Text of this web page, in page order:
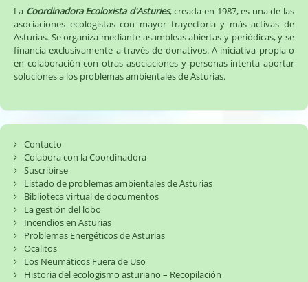
La Coordinadora Ecoloxista d'Asturies, creada en 1987, es una de las
asociaciones ecologistas con mayor trayectoria y más activas de
Asturias. Se organiza mediante asambleas abiertas y periódicas, y se
financia exclusivamente a través de donativos. A iniciativa propia o
en colaboración con otras asociaciones y personas intenta aportar
soluciones a los problemas ambientales de Asturias.
Contacto
Colabora con la Coordinadora
Suscribirse
Listado de problemas ambientales de Asturias
Biblioteca virtual de documentos
La gestión del lobo
Incendios en Asturias
Problemas Energéticos de Asturias
Ocalitos
Los Neumáticos Fuera de Uso
Historia del ecologismo asturiano – Recopilación